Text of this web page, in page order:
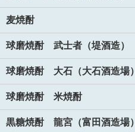
麦焼酎
球磨焼酎 武士者（堤酒造）
球磨焼酎 大石（大石酒造場）
球磨焼酎 米焼酎
黒糖焼酎 龍宮（富田酒造場）